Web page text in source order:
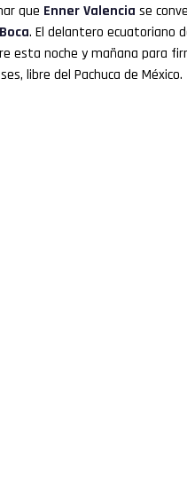
que EnnerValencia se
Boca. El delantero ecuatoriano
esta noche y mañana para
libre del Pachuca de México.